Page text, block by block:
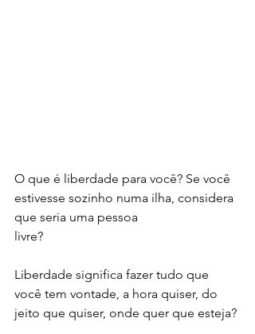
O que é liberdade para você? Se você
estivesse sozinho numa ilha, considera
que seria uma pessoa
livre?
Liberdade significa fazer tudo que
você tem vontade, a hora quiser, do
jeito que quiser, onde quer que esteja?